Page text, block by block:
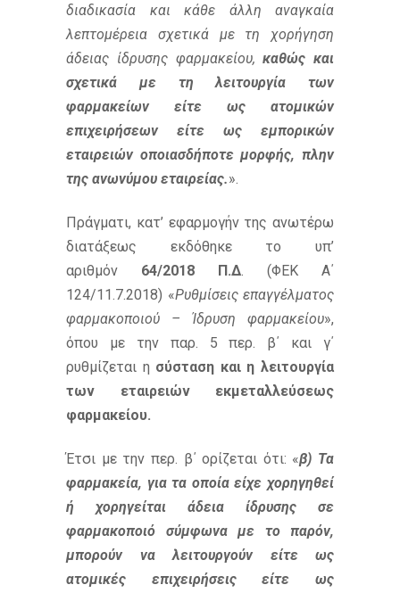
διαδικασία και κάθε άλλη αναγκαία
λεπτομέρεια σχετικά με τη χορήγηση
άδειας ίδρυσης φαρμακείου,καθώς και
σχετικά με τη λειτουργία των
φαρμακείων είτε ως ατομικών
επιχειρήσεων είτε ως εμπορικών
εταιρειών οποιασδήποτε μορφής, πλην
της ανωνύμου εταιρείας.».
Πράγματι, κατ’ εφαρμογήν της ανωτέρω
διατάξεως εκδόθηκε το υπ’
αριθμόν 64/2018 Π.Δ. (ΦΕΚ Α΄
124/11.7.2018) «Ρυθμίσεις επαγγέλματος
φαρμακοποιού – Ίδρυση φαρμακείου»,
όπου με την παρ. 5 περ. β΄ και γ΄
ρυθμίζεται η σύσταση και η λειτουργία
των εταιρειών εκμεταλλεύσεως
φαρμακείου.
Έτσι με την περ. β΄ ορίζεται ότι: «β) Τα
φαρμακεία, για τα οποία είχε χορηγηθεί
ή χορηγείται άδεια ίδρυσης σε
φαρμακοποιό σύμφωνα με το παρόν,
μπορούν να λειτουργούν είτε ως
ατομικές επιχειρήσεις είτε ως